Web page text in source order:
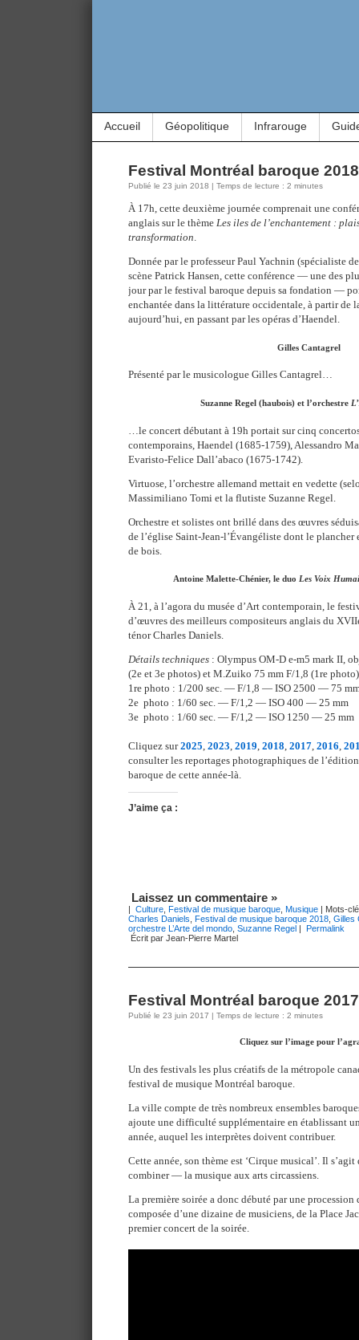
Accueil Géopolitique Infrarouge
Festival Montréal baroque
Publié le 23 juin 2018 | Temps de lecture : 2 minutes
À 17h, cette deuxième journée comprenait une
anglais sur le thème Les iles de l’enchantement :
transformation.
Donnée par le professeur Paul Yachnin (spécialiste
scène Patrick Hansen, cette conférence — une des
jour par le festival baroque depuis sa fondation —
enchantée dans la littérature occidentale, à partir de
aujourd’hui, en passant par les opéras d’Haendel.
Gilles Cantagrel
Présenté par le musicologue Gilles Cantagrel…
Suzanne Regel (haubois) et l’orchestre
…le concert débutant à 19h portait sur cinq
contemporains, Haendel (1685-1759), Alessandro
Evaristo-Felice Dall’abaco (1675-1742).
Virtuose, l’orchestre allemand mettait en vedette
Massimiliano Tomi et la flutiste Suzanne Regel.
Orchestre et solistes ont brillé dans des œuvres
de l’église Saint-Jean-l’Évangéliste dont le
de bois.
Antoine Malette-Chénier, le duo Les Voix
À 21, à l’agora du musée d’Art contemporain, le
d’œuvres des meilleurs compositeurs anglais du
ténor Charles Daniels.
Détails techniques : Olympus OM-D e-m5 mark II,
(2e et 3e photos) et M.Zuiko 75 mm F/1,8 (1re photo)
1re photo : 1/200 sec. — F/1,8 — ISO 2500 — 75
2e photo : 1/60 sec. — F/1,2 — ISO 400 — 25 mm
3e photo : 1/60 sec. — F/1,2 — ISO 1250 — 25 mm
Cliquez sur2025 2023 2019 2018 2017 2016
consulter les reportages photographiques de
baroque de cette année-là.
J’aime ça :
Laissez un commentaire »
| Culture Festival de musique baroque Musique | Mots-
Charles Daniels Festival de musique baroque 2018 Gilles
orchestre L’Arte del mondo Suzanne Regel | Permalink
Écrit par Jean-Pierre Martel
Festival Montréal baroque
Publié le 23 juin 2017 | Temps de lecture : 2 minutes
Cliquez sur l’image pour
Un des festivals les plus créatifs de la métropole
festival de musique Montréal baroque.
La ville compte de très nombreux ensembles
ajoute une difficulté supplémentaire en établissant
année, auquel les interprètes doivent contribuer.
Cette année, son thème est ‘Cirque musical’. Il
combiner — la musique aux arts circassiens.
La première soirée a donc débuté par une procession
composée d’une dizaine de musiciens, de la Place
premier concert de la soirée.